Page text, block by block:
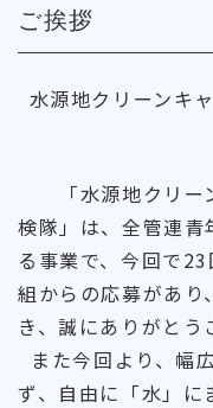
ご挨拶
水源地クリーンキ
「水源地クリー
検隊」は、全管連
る事業で、今回で
組からの応募があり
き、誠にありがとう
また今回より、幅
ず、自由に「水」に